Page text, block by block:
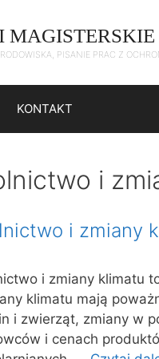
PISANIE PRAC Z
KONTAKT
i
i zmiany
i zmiany klimatu
klimatu mają
i zwierząt, zmiany w
i cenach